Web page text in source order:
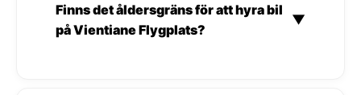
Finns det åldersgräns för att hyra bil
på Vientiane Flygplats?
▼